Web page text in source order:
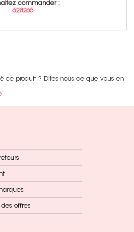
commander :
628265
ce produit ? Dites-nous ce que vous en
offres